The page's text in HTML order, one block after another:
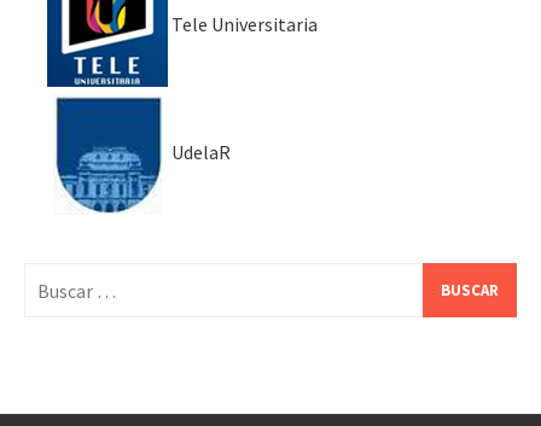
Tele Universitaria
UdelaR